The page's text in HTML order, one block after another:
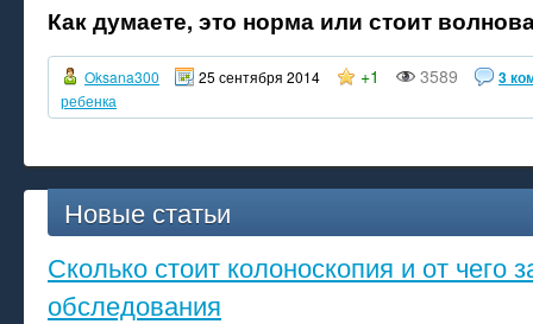
Как думаете, это норма или стоит
Oksana300 25 сентября 2014 +1 3589 3
ребенка
Новые статьи
Сколько стоит колоноскопия и от чего
обследования